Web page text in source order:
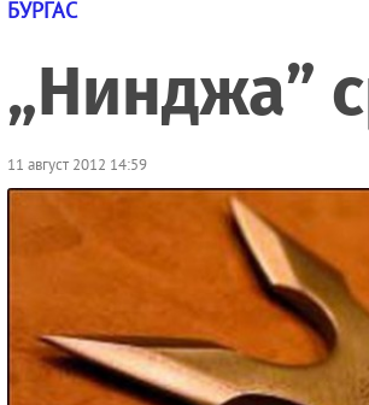
БУРГАС
„Нинджа”
11 август 2012 14:59